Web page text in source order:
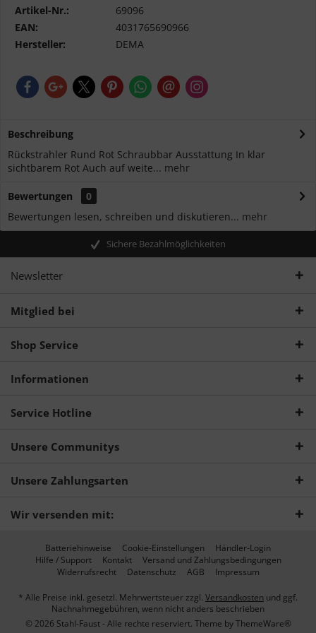
Artikel-Nr.:
69096
EAN:
4031765690966
Hersteller:
DEMA
Beschreibung
Rückstrahler Rund Rot Schraubbar Ausstattung In klar
sichtbarem Rot Auch auf weite... mehr
Bewertungen
0
Bewertungen lesen, schreiben und diskutieren... mehr
Sichere Bezahlmöglichkeiten
Newsletter
Mitglied bei
Shop Service
Informationen
Service Hotline
Unsere Communitys
Unsere Zahlungsarten
Wir versenden mit:
Batteriehinweise Cookie-Einstellungen
Händler-Login
Hilfe / Support
Kontakt
Versand und Zahlungsbedingungen
Widerrufsrecht
Datenschutz AGB Impressum
* Alle Preise inkl. gesetzl. Mehrwertsteuer zzgl. Versandkosten und ggf.
Nachnahmegebühren, wenn nicht anders beschrieben
© 2026 Stahl-Faust - Alle rechte reserviert. Theme byThemeWare®